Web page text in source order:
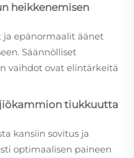
heikkenemisen
epänormaalit äänet
Säännölliset
vaihdot ovat elintärkeitä
tiukkuutta
kansiin sovitus ja
optimaalisen paineen